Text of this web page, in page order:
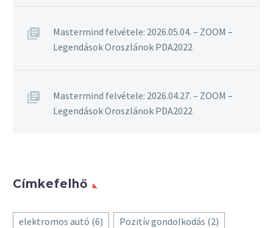
Mastermind felvétele: 2026.05.04. – ZOOM –
Legendások Oroszlánok PDA2022
Mastermind felvétele: 2026.04.27. – ZOOM –
Legendások Oroszlánok PDA2022
Címkefelhő
elektromos autó (6) Pozitív gondolkodás (2)